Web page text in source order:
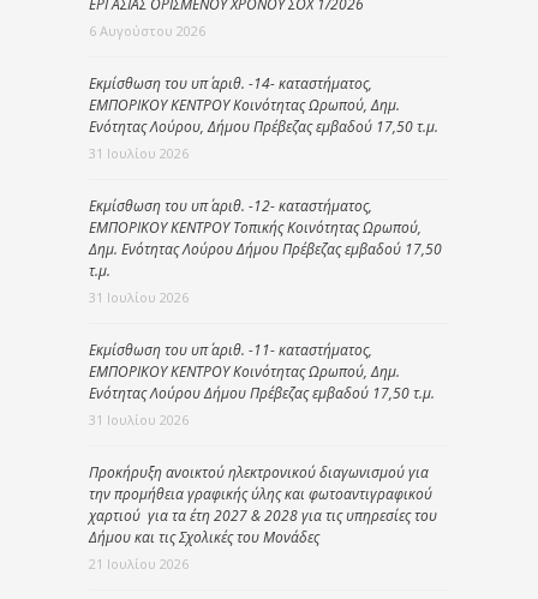
6 Αυγούστου 2026
Εκμίσθωση του υπ΄ αριθ. -14- καταστήματος,
ΕΜΠΟΡΙΚΟΥ ΚΕΝΤΡΟΥ Κοινότητας Ωρωπού, Δημ.
Ενότητας Λούρου, Δήμου Πρέβεζας εμβαδού 17,50 τ.μ.
31 Ιουλίου 2026
Εκμίσθωση του υπ΄ αριθ. -12- καταστήματος,
ΕΜΠΟΡΙΚΟΥ ΚΕΝΤΡΟΥ Τοπικής Κοινότητας Ωρωπού,
Δημ. Ενότητας Λούρου Δήμου Πρέβεζας εμβαδού 17,50
τ.μ.
31 Ιουλίου 2026
Εκμίσθωση του υπ΄ αριθ. -11- καταστήματος,
ΕΜΠΟΡΙΚΟΥ ΚΕΝΤΡΟΥ Κοινότητας Ωρωπού, Δημ.
Ενότητας Λούρου Δήμου Πρέβεζας εμβαδού 17,50 τ.μ.
31 Ιουλίου 2026
Προκήρυξη ανοικτού ηλεκτρονικού διαγωνισμού για
την προμήθεια γραφικής ύλης και φωτοαντιγραφικού
χαρτιού για τα έτη 2027 & 2028 για τις υπηρεσίες του
Δήμου και τις Σχολικές του Μονάδες
21 Ιουλίου 2026